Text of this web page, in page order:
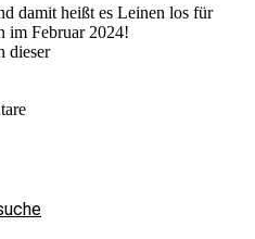
damit heißt es Leinen los für
im Februar 2024!
dieser